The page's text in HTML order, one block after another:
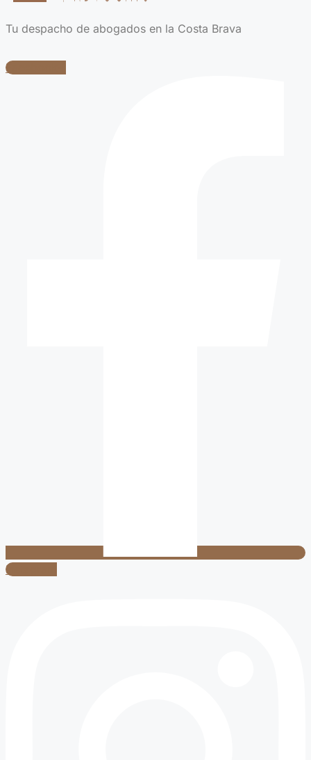
Tu despacho de abogados en la Costa Brava
Facebook-f
Instagram